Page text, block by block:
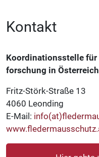
Kontakt
Koordinationsstelle
forschung in Österreich
Fritz-Störk-Straße 13
4060 Leonding
E-Mail: